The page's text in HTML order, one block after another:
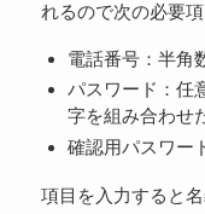
れるので次の必要
電話番号：半角
パスワード：任
字を組み合わせ
確認用パスワー
項目を入力すると